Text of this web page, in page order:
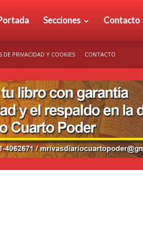
Secciones Contacto
DE PRIVACIDAD Y COOKIES CONTACTO